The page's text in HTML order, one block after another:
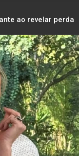
ao revelar perda